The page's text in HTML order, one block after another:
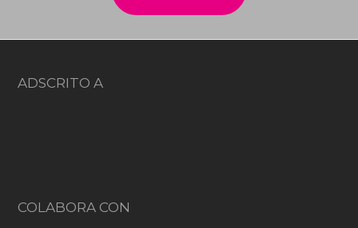
ADSCRITO A
COLABORA CON